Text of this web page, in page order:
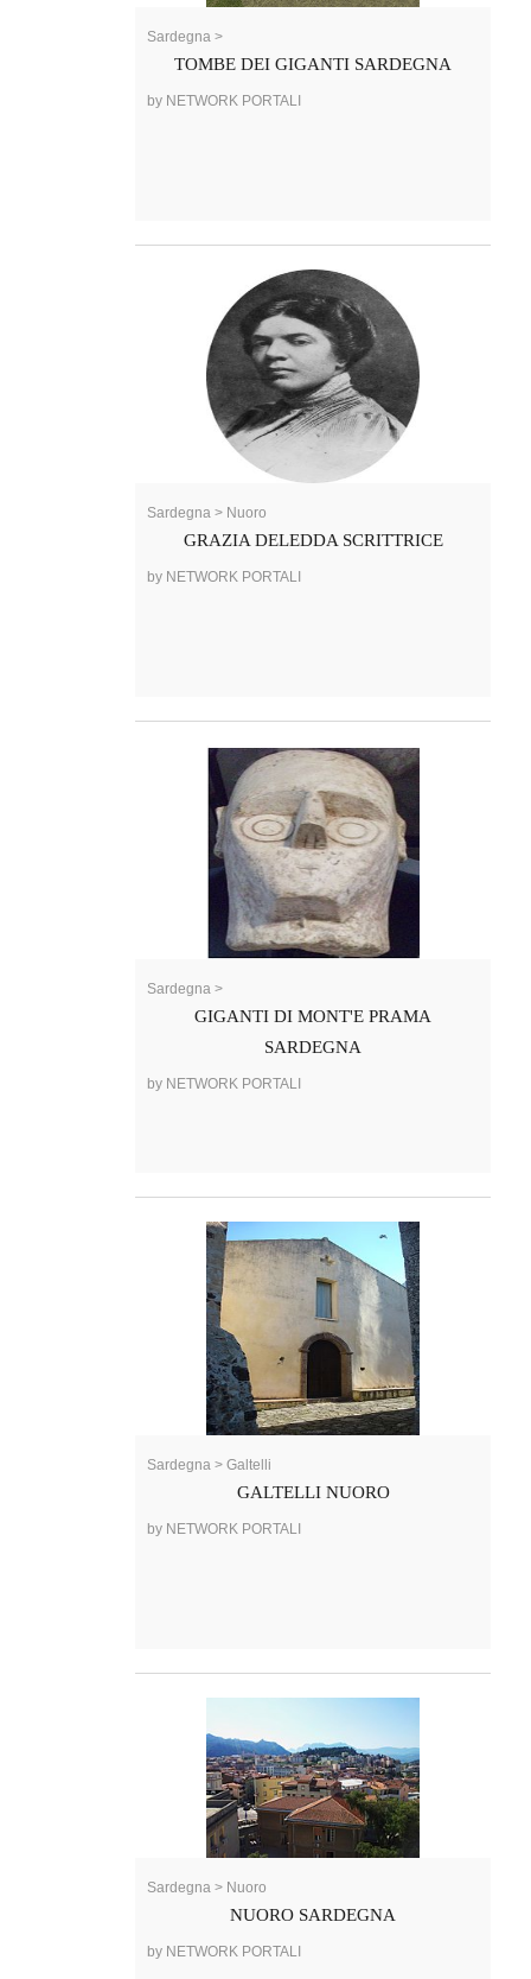
Sardegna >
TOMBE DEI GIGANTI SARDEGNA
by NETWORK PORTALI
Sardegna > Nuoro
GRAZIA DELEDDA SCRITTRICE
by NETWORK PORTALI
Sardegna >
GIGANTI DI MONT'E PRAMA
SARDEGNA
by NETWORK PORTALI
Sardegna > Galtelli
GALTELLI NUORO
by NETWORK PORTALI
Sardegna > Nuoro
NUORO SARDEGNA
by NETWORK PORTALI